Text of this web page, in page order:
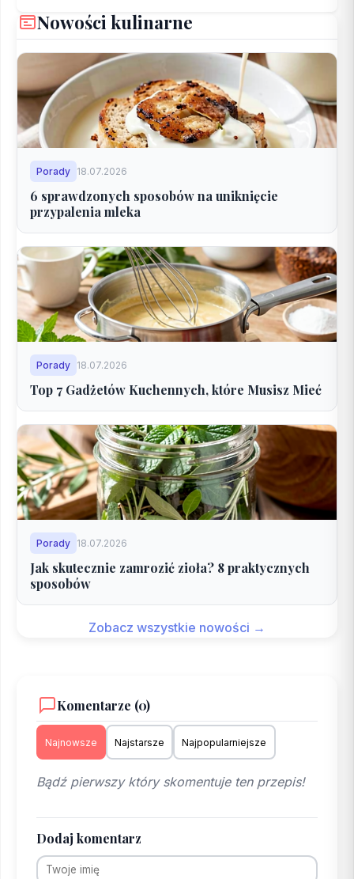
Nowości kulinarne
Porady 18.07.2026
6 sprawdzonych sposobów na uniknięcie
przypalenia mleka
Porady 18.07.2026
Top 7 Gadżetów Kuchennych, które Musisz Mieć
Porady 18.07.2026
Jak skutecznie zamrozić zioła? 8 praktycznych
sposobów
Zobacz wszystkie nowości →
Komentarze (0)
Najnowsze Najstarsze Najpopularniejsze
Bądź pierwszy który skomentuje ten przepis!
Dodaj komentarz